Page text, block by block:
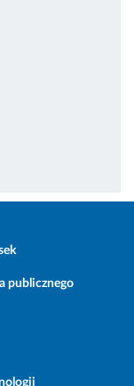
publicznego